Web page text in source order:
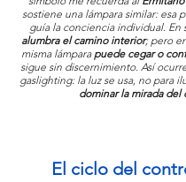
sostiene una lámpara similar: esa
guía la conciencia individual. En
alumbra el camino interior; pero
misma lámpara puede cegar o
sigue sin discernimiento. Así
gaslighting: la luz se usa, no para
dominar la mirada del
El ciclo del